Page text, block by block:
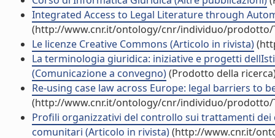
Integrated Access to Legal Literature through
(http://www.cnr.it/ontology/cnr/individuo/prodotto/
Le licenze Creative Commons (Articolo in rivista)
La terminologia giuridica: iniziative e progetti
(Comunicazione a convegno)(Prodotto della
Re-using case law across Europe: legal barriers to
(http://www.cnr.it/ontology/cnr/individuo/prodotto/
Profili organizzativi del controllo sui trattamenti
comunitari (Articolo in rivista)(http://www.cnr.it/